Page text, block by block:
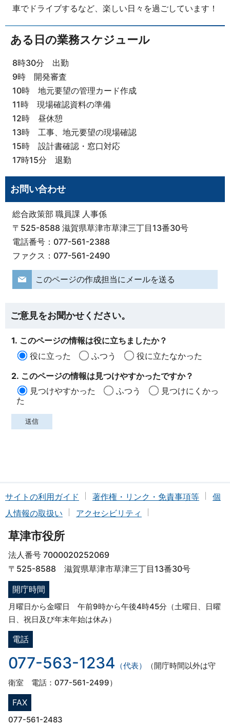
車でドライブするなど、楽しい日々を過ごしています！
ある日の業務スケジュール
8時30分 出勤
9時 開発審査
10時 地元要望の管理カード作成
11時 現場確認資料の準備
12時 昼休憩
13時 工事、地元要望の現場確認
15時 設計書確認・窓口対応
17時15分 退勤
お問い合わせ
総合政策部 職員課 人事係
〒525-8588 滋賀県草津市草津三丁目13番30号
電話番号：077-561-2388
ファクス：077-561-2490
このページの作成担当にメールを送る
ご意見をお聞かせください。
1. このページの情報は役に立ちましたか？
役に立った
ふつう
役に立たなかった
2. このページの情報は見つけやすかったですか？
見つけやすかった
ふつう
見つけにくかっ
た
サイトの利用ガイド 著作権・リンク・免責事項等
個
人情報の取扱い
アクセシビリティ
草津市役所
法人番号 7000020252069
〒525-8588 滋賀県草津市草津三丁目13番30号
開庁時間
月曜日から金曜日 午前9時から午後4時45分（土曜日、日曜
日、祝日及び年末年始は休み）
電話
077-563-1234 （代表）
（開庁時間以外は守
衛室 電話：077-561-2499）
FAX
077-561-2483